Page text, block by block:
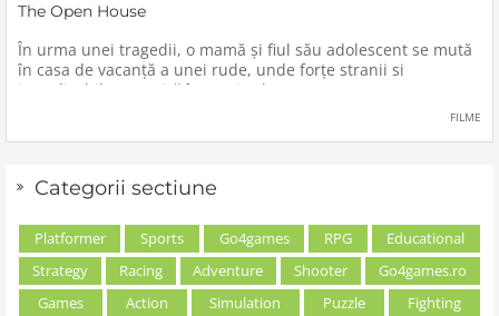
The Open House
În urma unei tragedii, o mamă şi fiul său adolescent se mută
în casa de vacanţă a unei rude, unde forţe stranii si
inexplicabile conspiră împotriva lor.
FILME
Categorii sectiune
Platformer Sports Go4games RPG
Educational
Strategy
Racing Adventure Shooter
Go4games.ro
Games
Action Simulation Puzzle
Fighting